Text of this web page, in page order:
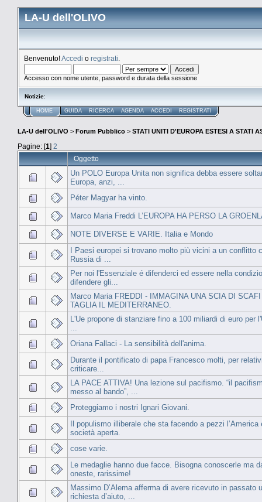
LA-U dell'OLIVO
Benvenuto!Accedi o registrati
Accesso con nome utente, password e durata della sessione
Notizie:
HOME GUIDA RICERCA AGENDA ACCEDI REGISTRATI
LA-U dell'OLIVO > Forum Pubblico > STATI UNITI D'EUROPA ESTESI A STATI
Pagine: [1] 2
Oggetto
Un POLO Europa Unita non significa debba essere
Europa, anzi, ...
Péter Magyar ha vinto.
Marco Maria Freddi L’EUROPA HA PERSO LA
NOTE DIVERSE E VARIE. Italia e Mondo
I Paesi europei si trovano molto più vicini a un conflitto
Russia di ...
Per noi l'Essenziale é difenderci ed essere nella
difendere gli...
Marco Maria FREDDI - IMMAGINA UNA SCIA DI
TAGLIA IL MEDITERRANEO.
L'Ue propone di stanziare fino a 100 miliardi di euro per
Oriana Fallaci - La sensibilità dell'anima.
Durante il pontificato di papa Francesco molti, per
criticare...
LA PACE ATTIVA! Una lezione sul pacifismo. “il
messo al bando”, ...
Proteggiamo i nostri Ignari Giovani.
Il populismo illiberale che sta facendo a pezzi l’America
società aperta.
cose varie.
Le medaglie hanno due facce. Bisogna conoscerle ma
oneste, rarissime!
Massimo D’Alema afferma di avere ricevuto in passato
richiesta d’aiuto, ...